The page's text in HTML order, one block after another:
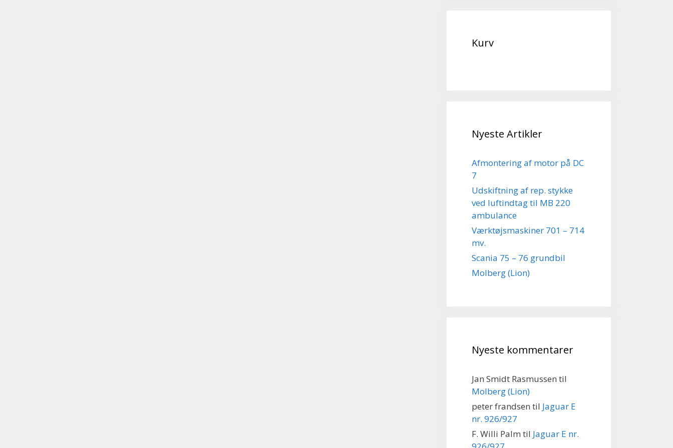
Kurv
Nyeste Artikler
Afmontering af motor på DC
7
Udskiftning af rep. stykke
ved luftindtag til MB 220
ambulance
Værktøjsmaskiner 701 – 714
mv.
Scania 75 – 76 grundbil
Molberg (Lion)
Nyeste kommentarer
Jan Smidt Rasmussen til
Molberg (Lion)
peter frandsen til Jaguar E
nr. 926/927
F. Willi Palm til Jaguar E nr.